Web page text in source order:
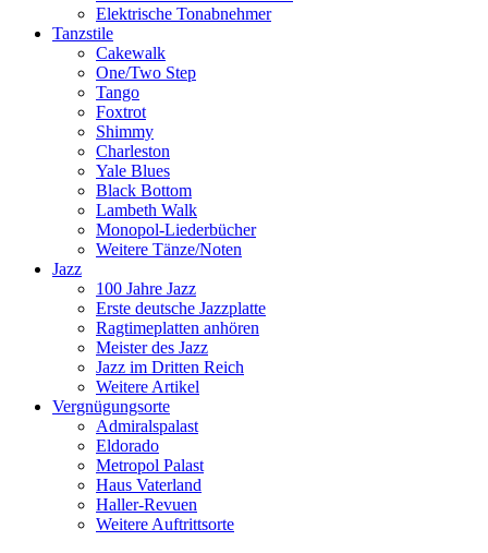
Elektrische Tonabnehmer
Tanzstile
Cakewalk
One/Two Step
Tango
Foxtrot
Shimmy
Charleston
Yale Blues
Black Bottom
Lambeth Walk
Monopol-Liederbücher
Weitere Tänze/Noten
Jazz
100 Jahre Jazz
Erste deutsche Jazzplatte
Ragtimeplatten anhören
Meister des Jazz
Jazz im Dritten Reich
Weitere Artikel
Vergnügungsorte
Admiralspalast
Eldorado
Metropol Palast
Haus Vaterland
Haller-Revuen
Weitere Auftrittsorte